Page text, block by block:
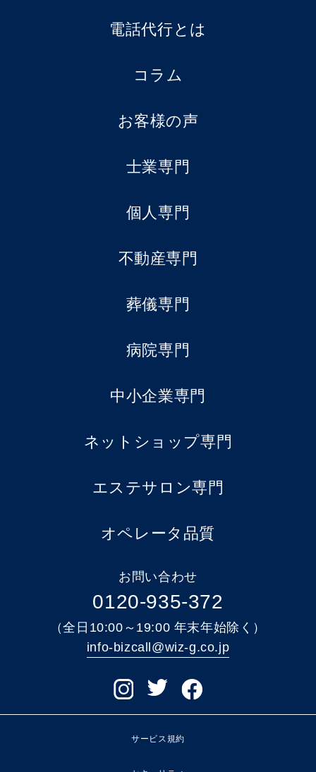
電話代行とは
コラム
お客様の声
士業専門
個人専門
不動産専門
葬儀専門
病院専門
中小企業専門
ネットショップ専門
エステサロン専門
オペレータ品質
お問い合わせ
0120-935-372
（全日10:00～19:00 年末年始除く）
info-bizcall@wiz-g.co.jp
サービス規約